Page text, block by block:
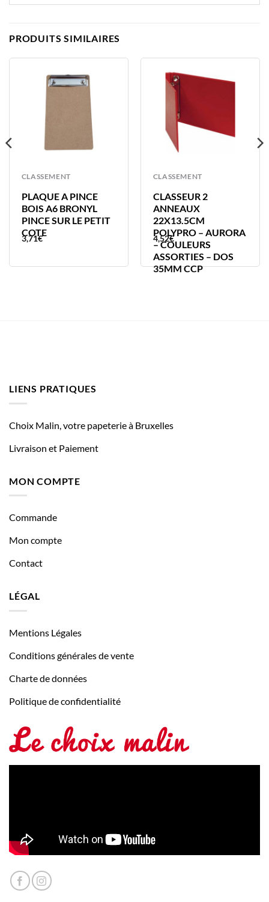
PRODUITS SIMILAIRES
CLASSEMENT
PLAQUE A PINCE
BOIS A6 BRONYL
PINCE SUR LE PETIT
COTE
3,71€
CLASSEMENT
CLASSEUR 2
ANNEAUX
22X13.5CM
POLYPRO – AURORA
– COULEURS
ASSORTIES – DOS
35MM CCP
4,52€
LIENS PRATIQUES
Choix Malin, votre papeterie à Bruxelles
Livraison et Paiement
MON COMPTE
Commande
Mon compte
Contact
LÉGAL
Mentions Légales
Conditions générales de vente
Charte de données
Politique de confidentialité